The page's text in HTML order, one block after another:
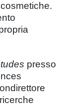
presso